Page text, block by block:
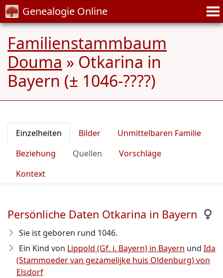
Genealogie Online
Familienstammbaum
Douma » Otkarina in
Bayern (± 1046-????)
Einzelheiten Bilder
Unmittelbaren Familie
Beziehung
Quellen
Vorschläge
Kontext
Persönliche Daten Otkarina in Bayern
Sie ist geboren rund 1046.
Ein Kind von Lippold (Gf. i. Bayern) in Bayern und Ida
(Stammoeder van gezamelijke huis Oldenburg) von
Elsdorf